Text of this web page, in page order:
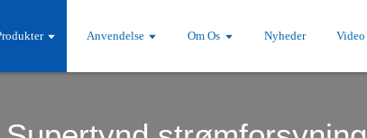
Anvendelse Om Os Nyheder Video